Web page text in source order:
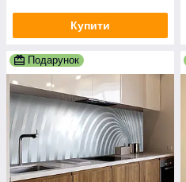
Купити
Подарунок